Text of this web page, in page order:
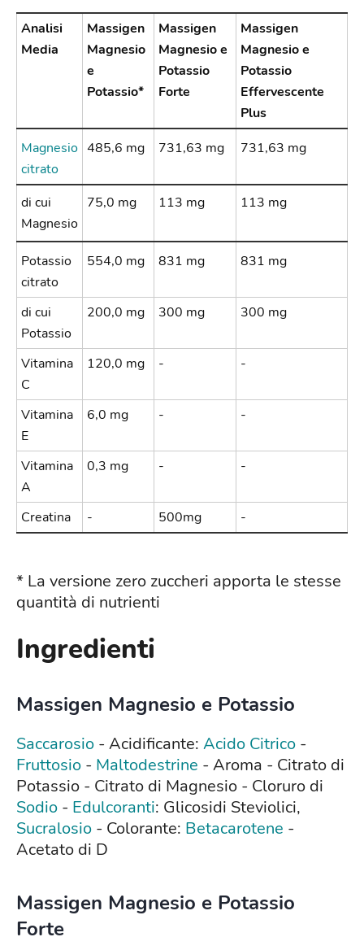
Analisi
Media
Massigen
Magnesio
e
Potassio*
Massigen
Magnesio e
Potassio
Forte
Massigen
Magnesio e
Potassio
Effervescente
Plus
Magnesio
citrato
485,6 mg 731,63 mg 731,63 mg
di cui
Magnesio
75,0 mg 113 mg 113 mg
Potassio
citrato
554,0 mg 831 mg 831 mg
di cui
Potassio
200,0 mg 300 mg 300 mg
Vitamina
C
120,0 mg - -
Vitamina
E
6,0 mg - -
Vitamina
A
0,3 mg - -
Creatina - 500mg -
* La versione zero zuccheri apporta le stesse
quantità di nutrienti
Ingredienti
Massigen Magnesio e Potassio
Saccarosio - Acidificante: Acido Citrico -
Fruttosio - Maltodestrine - Aroma - Citrato di
Potassio - Citrato di Magnesio - Cloruro di
Sodio - Edulcoranti: Glicosidi Steviolici,
Sucralosio - Colorante: Betacarotene -
Acetato di D
Massigen Magnesio e Potassio
Forte